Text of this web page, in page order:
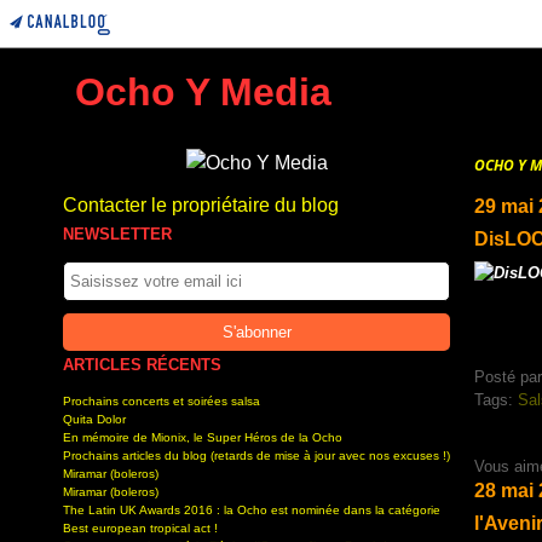
Ocho Y Media
Contacter le propriétaire du blog
NEWSLETTER
ARTICLES RÉCENTS
Prochains concerts et soirées salsa
Quita Dolor
En mémoire de Mionix, le Super Héros de la Ocho
Prochains articles du blog (retards de mise à jour avec nos excuses !)
Miramar (boleros)
Miramar (boleros)
The Latin UK Awards 2016 : la Ocho est nominée dans la catégorie
Best european tropical act !
OCHO Y
29 mai
Posté
Tags:
Vous
28 mai